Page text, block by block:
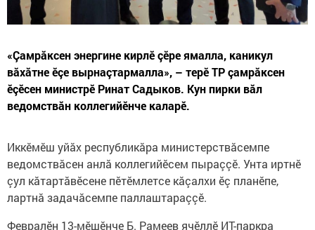
«Çамрăксен энергине кирлӗ çӗре ямалла, каникул
вăхăтне ӗçе вырнаçтармалла», – терӗ ТР çамрăксен
ӗçӗсен министрӗ Ринат Садыков. Кун пирки вăл
ведомствăн коллегийӗнче каларӗ.
Иккӗмӗш уйăх республикăра министерствăсемпе
ведомствăсен анлă коллегийӗсем пыраççӗ. Унта иртнӗ
çул кăтартăвӗсене пӗтӗмлетсе кăçалхи ӗç планӗпе,
лартнă задачăсемпе паллаштараççӗ.
Февралӗн 13-мӗшӗнче Б. Рамеев ячӗллӗ ИТ-паркра